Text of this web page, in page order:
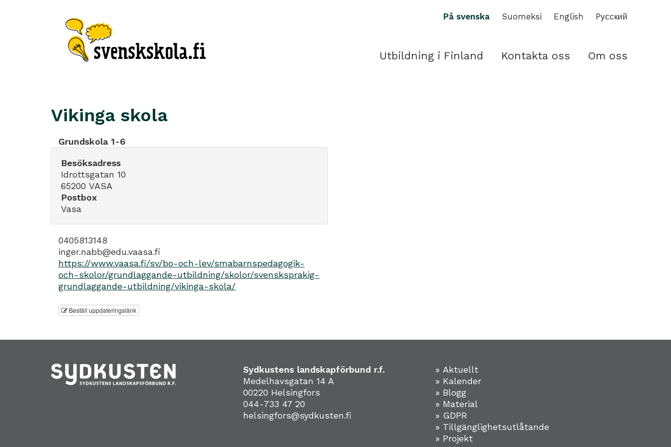
På svenska Suomeksi English Pусский
Utbildning i Finland Kontakta oss Om oss
Vikinga skola
Grundskola 1-6
Besöksadress
Idrottsgatan 10
65200 VASA
Postbox
Vasa
0405813148
inger.nabb@edu.vaasa.fi
https://www.vaasa.fi/sv/bo-och-lev/smabarnspedagogik-
och-skolor/grundlaggande-utbildning/skolor/svensksprakig-
grundlaggande-utbildning/vikinga-skola/
Beställ uppdateringslänk
Sydkustens landskapförbund r.f.
Medelhavsgatan 14 A
00220 Helsingfors
044-733 47 20
helsingfors@sydkusten.fi
» Aktuellt
» Kalender
» Blogg
» Material
» GDPR
» Tillgänglighetsutlåtande
» Projekt